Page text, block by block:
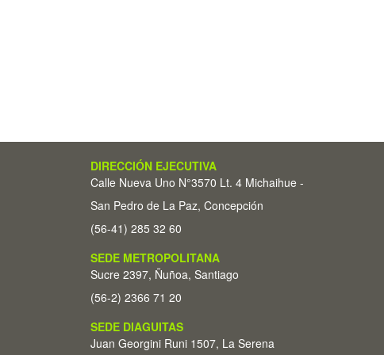
DIRECCIÓN EJECUTIVA
Calle Nueva Uno N°3570 Lt. 4 Michaihue -
San Pedro de La Paz, Concepción
(56-41) 285 32 60
SEDE METROPOLITANA
Sucre 2397, Ñuñoa, Santiago
(56-2) 2366 71 20
SEDE DIAGUITAS
Juan Georgini Runi 1507, La Serena